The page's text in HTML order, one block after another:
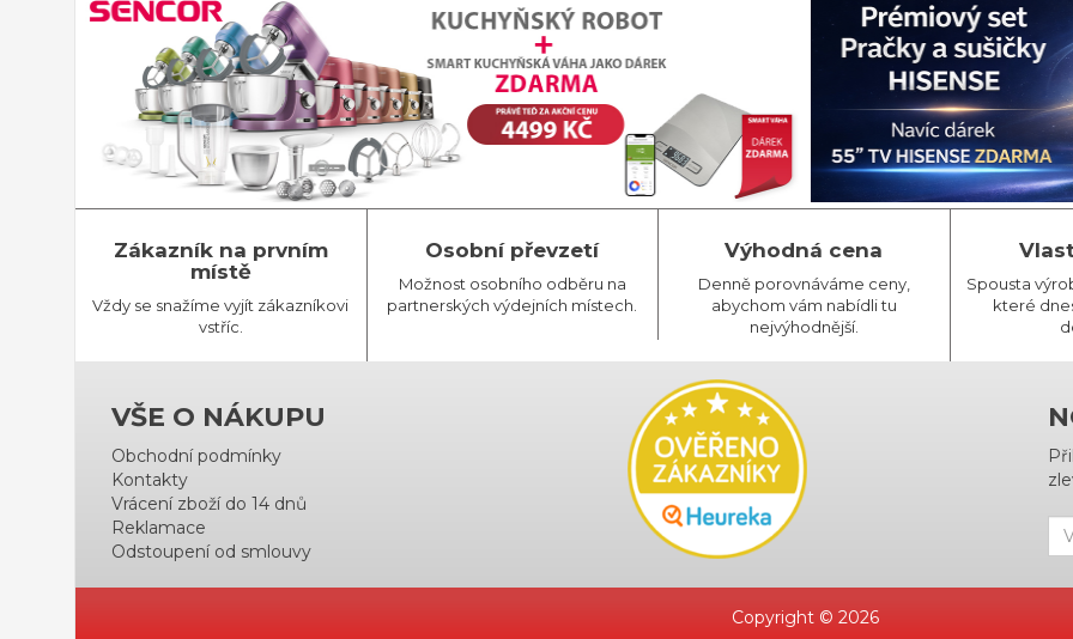
Zákazník na prvním
místě
Vždy se snažíme vyjít zákazníkovi
vstříc.
Osobní převzetí
Možnost osobního odběru na
partnerských výdejních místech.
Výhodná cena
Denně porovnáváme ceny,
abychom vám nabídli tu
nejvýhodnější.
Spousta
které
VŠE O NÁKUPU
Obchodní podmínky
Kontakty
Vrácení zboží do 14 dnů
Reklamace
Odstoupení od smlouvy
Copyright © 2026